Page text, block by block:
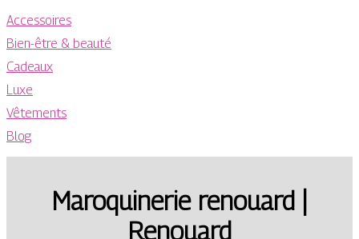
Accessoires
Bien-être & beauté
Cadeaux
Luxe
Vêtements
Blog
Maroquine­rie renouard |
Renouard